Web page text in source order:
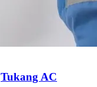
Tukang AC